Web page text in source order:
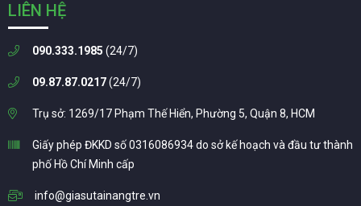
LIÊN HỆ
090.333.1985 (24/7)
09.87.87.0217(24/7)
Trụ sở: 1269/17 Phạm Thế Hiển, Phường 5, Quận 8, HCM
Giấy phép ĐKKD số 0316086934 do sở kế hoạch và đầu tư thành
phố Hồ Chí Minh cấp
info@giasutainangtre.vn